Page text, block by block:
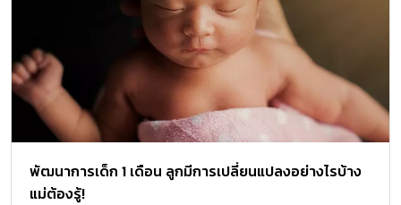
พัฒนาการเด็ก 1 เดือน ลูกมีการเปลี่ยนแปลงอย่างไรบ้าง
แม่ต้องรู้!